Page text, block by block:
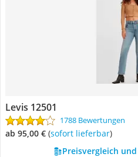
Levis 12501
1788 Bewertungen
ab 95,00 € ( Sofort lieferbar)
Preisvergleich